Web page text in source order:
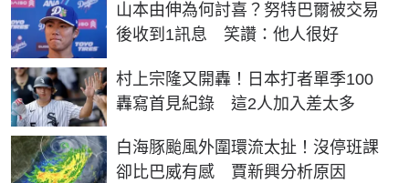
山本由伸為何討喜？努特巴爾被交易
後收到1訊息 笑讚：他人很好
村上宗隆又開轟！日本打者單季100
轟寫首見紀錄 這2人加入差太多
白海豚颱風外圍環流太扯！沒停班課
卻比巴威有感 賈新興分析原因